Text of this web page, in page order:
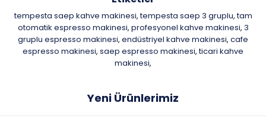
tempesta saep kahve makinesi, tempesta saep 3 gruplu, tam
otomatik espresso makinesi, profesyonel kahve makinesi, 3
gruplu espresso makinesi, endüstriyel kahve makinesi, cafe
espresso makinesi, saep espresso makinesi, ticari kahve
makinesi,
Yeni Ürünlerimiz